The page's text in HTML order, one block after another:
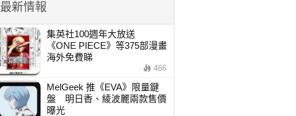
最新情報
集英社100週年大放送
《ONE PIECE》等375部漫畫
海外免費睇
466
MelGeek 推《EVA》限量鍵
盤 明日香、綾波麗兩款售價
曝光